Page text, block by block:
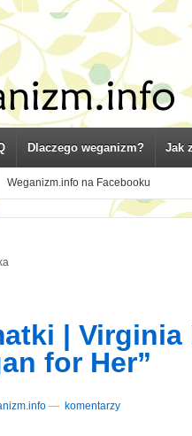
Dlaczego weganizm? Jak
Weganizm.info na Facebooku
| Virginia
for Her”
— komentarzy